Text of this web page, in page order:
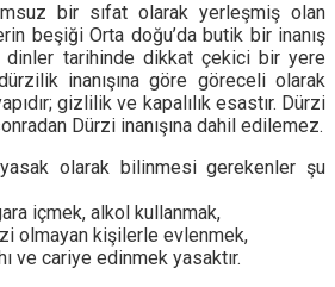
bir sıfat olarak yerleşmiş olan
beşiği Orta doğu’da butik bir inanış
dinler tarihinde dikkat çekici bir yere
inanışına göre göreceli olarak
gizlilik ve kapalılık esastır. Dürzi
Dürzi inanışına dahil edilemez.
olarak bilinmesi gerekenler şu
içmek, alkol kullanmak,
olmayan kişilerle evlenmek,
ve cariye edinmek yasaktır.